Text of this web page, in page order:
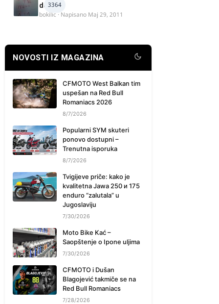
3364
delova
bokilic · Napisano Maj 29, 2011
NOVOSTI IZ MAGAZINA
CFMOTO West Balkan tim
uspešan na Red Bull
Romaniacs 2026
8/7/2026
Popularni SYM skuteri
ponovo dostupni –
Trenutna isporuka
8/7/2026
Tvigijeve priče: kako je
kvalitetna Jawa 250 и 175
enduro “zalutala” u
Jugoslaviju
7/30/2026
Moto Bike Kać –
Saopštenje o Ipone uljima
7/30/2026
CFMOTO i Dušan
Blagojević takmiče se na
Red Bull Romaniacs
7/28/2026